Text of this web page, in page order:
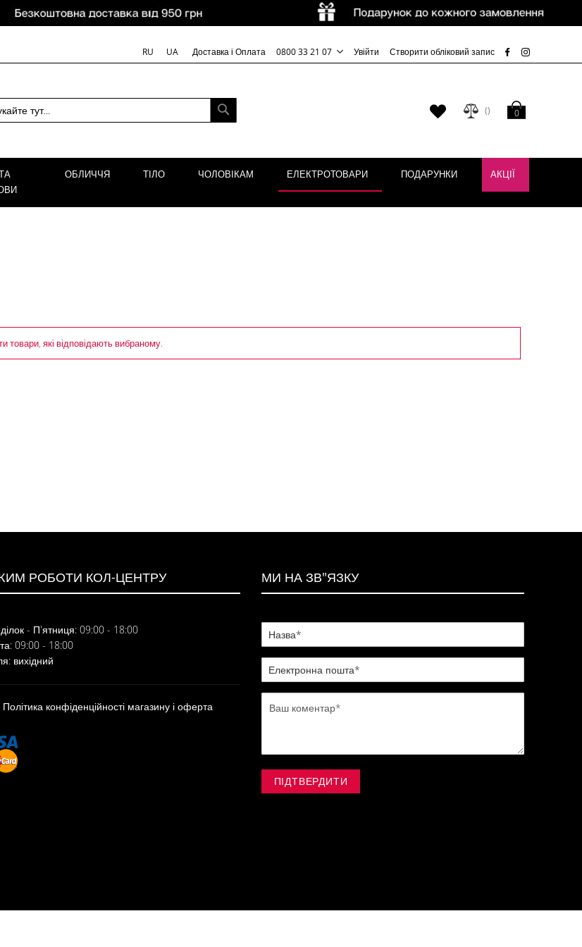
RU UA Доставка і Оплата 0800 33 21 07 Увійти Створити обліковий запис
Кошик
0
Мій
список
ОБЛИЧЧЯ ТІЛО ЧОЛОВІКАМ ЕЛЕКТРОТОВАРИ ПОДАРУНКИ АКЦІЇ
товари, які відповідають вибраному.
РОБОТИ КОЛ-ЦЕНТРУ
- П'ятниця: 09:00 - 18:00
09:00 - 18:00
вихідний
Політика конфіденційності магазину і оферта
МИ НА ЗВ"ЯЗКУ
ПІДТВЕРДИТИ